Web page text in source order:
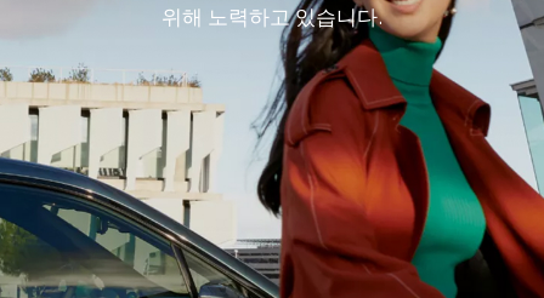
위해 노력하고 있습니다.